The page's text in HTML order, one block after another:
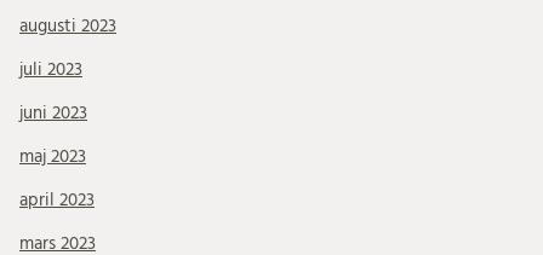
augusti 2023
juli 2023
juni 2023
maj 2023
april 2023
mars 2023